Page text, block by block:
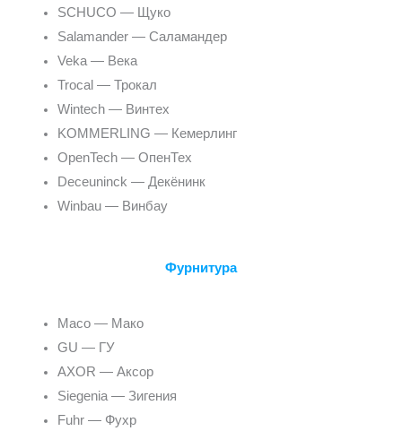
SCHUCO — Щуко
Salamander — Саламандер
Veka — Века
Trocal — Трокал
Wintech — Винтех
KOMMERLING — Кемерлинг
OpenTech — ОпенТех
Deceuninck — Декёнинк
Winbau — Винбау
Фурнитура
Maco — Мако
GU — ГУ
AXOR — Аксор
Siegenia — Зигения
Fuhr — Фухр